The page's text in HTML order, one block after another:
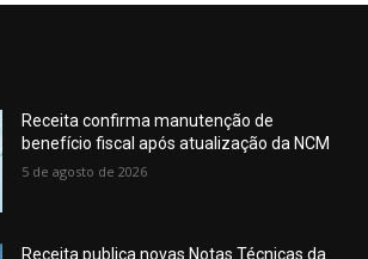
Receita confirma manutenção de
benefício fiscal após atualização da NCM
5 de agosto de 2026
Receita publica novas Notas Técnicas da